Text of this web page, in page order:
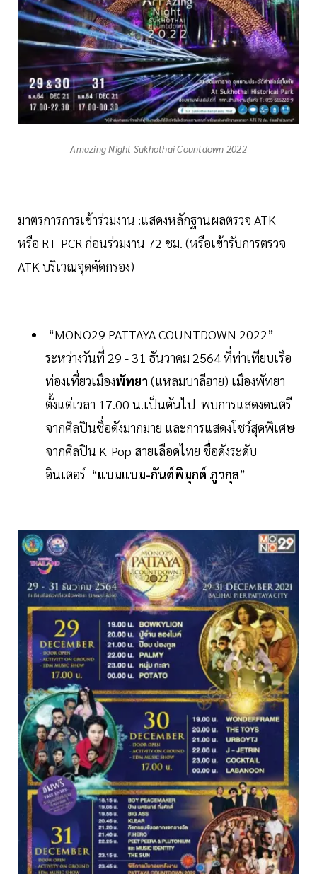
Amazing Night Sukhothai Countdown 2022
มาตรการการเข้าร่วมงาน :แสดงหลักฐานผลตรวจ ATK
หรือ RT-PCR ก่อนร่วมงาน 72 ชม. (หรือเข้ารับการตรวจ
ATK บริเวณจุดคัดกรอง)
“MONO29 PATTAYA COUNTDOWN 2022”
ระหว่างวันที่ 29 - 31 ธันวาคม 2564 ที่ท่าเทียบเรือ
ท่องเที่ยวเมืองพัทยา (แหลมบาลีฮาย) เมืองพัทยา
ตั้งแต่เวลา 17.00 น.เป็นต้นไป พบการแสดงดนตรี
จากศิลปินชื่อดังมากมาย และการแสดงโชว์สุดพิเศษ
จากศิลปิน K-Pop สายเลือดไทย ชื่อดังระดับ
อินเตอร์ “แบมแบม-กันต์พิมุกต์ ภูวกุล”